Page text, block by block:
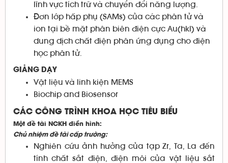
lĩnh vực tích trữ và chuyển đổi năng lượng.
Đơn lớp hấp phụ (SAMs) của các phân tử và
ion tại bề mặt phân biên điện cực Au(hkl) và
dung dịch chất điện phân ứng dụng cho điện
học phân tử.
GIẢNG DẠY
Vật liệu và linh kiện MEMS
Biochip and Biosensor
CÁC CÔNG TRÌNH KHOA HỌC TIÊU BIỂU
Một đề tài NCKH điển hình:
Chủ nhiệm đề tài cấp trường:
Nghiên cứu ảnh hưởng của tạp Zr, Ta, La đến
tính chất sắt điện, điện môi của vật liệu sắt